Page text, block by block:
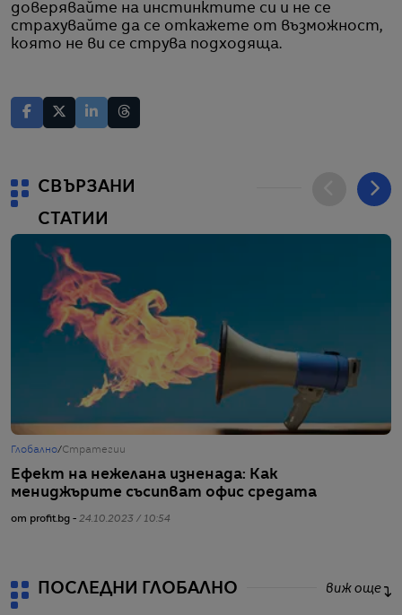
доверявайте на инстинктите си и не се
страхувайте да се откажете от възможност,
която не ви се струва подходяща.
СВЪРЗАНИ
СТАТИИ
Глобално/Стратегии
Ефект на нежелана изненада: Как
мениджърите съсипват офис средата
от profit.bg - 24.10.2023 / 10:54
ПОСЛЕДНИ ГЛОБАЛНО виж още